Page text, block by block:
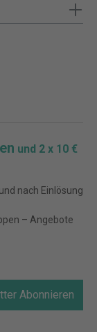
und 2 x 10 €
und nach Einlösung
– Angebote
Abonnieren